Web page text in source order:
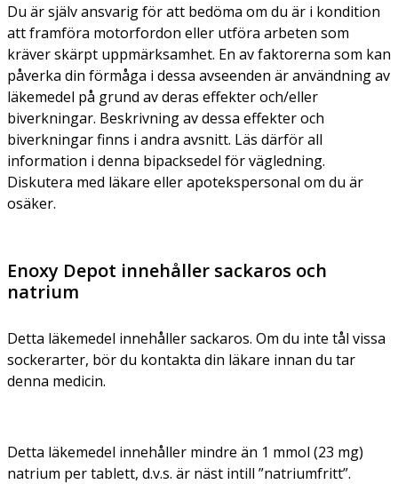
Du är själv ansvarig för att bedöma om du är i kondition
att framföra motorfordon eller utföra arbeten som
kräver skärpt uppmärksamhet. En av faktorerna som kan
påverka din förmåga i dessa avseenden är användning av
läkemedel på grund av deras effekter och/eller
biverkningar. Beskrivning av dessa effekter och
biverkningar finns i andra avsnitt. Läs därför all
information i denna bipacksedel för vägledning.
Diskutera med läkare eller apotekspersonal om du är
osäker.
Enoxy Depot innehåller sackaros och
natrium
Detta läkemedel innehåller sackaros. Om du inte tål vissa
sockerarter, bör du kontakta din läkare innan du tar
denna medicin.
Detta läkemedel innehåller mindre än 1 mmol (23 mg)
natrium per tablett, d.v.s. är näst intill ”natriumfritt”.